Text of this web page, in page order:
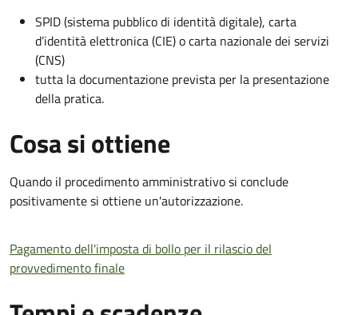
SPID (sistema pubblico di identità digitale), carta
d’identità elettronica (CIE) o carta nazionale dei servizi
(CNS)
tutta la documentazione prevista per la presentazione
della pratica.
Cosa si ottiene
Quando il procedimento amministrativo si conclude
positivamente si ottiene un'autorizzazione.
Pagamento dell'imposta di bollo per il rilascio del
provvedimento finale